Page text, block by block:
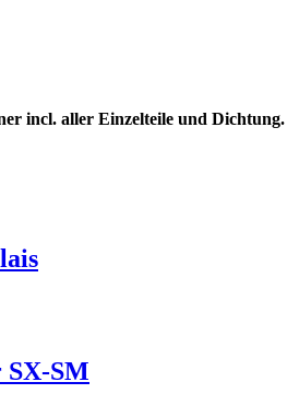
incl. aller Einzelteile und Dichtung.
SX-SM